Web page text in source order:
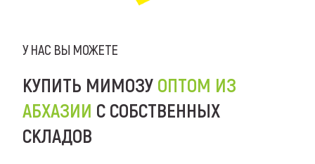
У НАС ВЫ МОЖЕТЕ
КУПИТЬ МИМОЗУ ОПТОМ ИЗ
АБХАЗИИ С СОБСТВЕННЫХ
СКЛАДОВ